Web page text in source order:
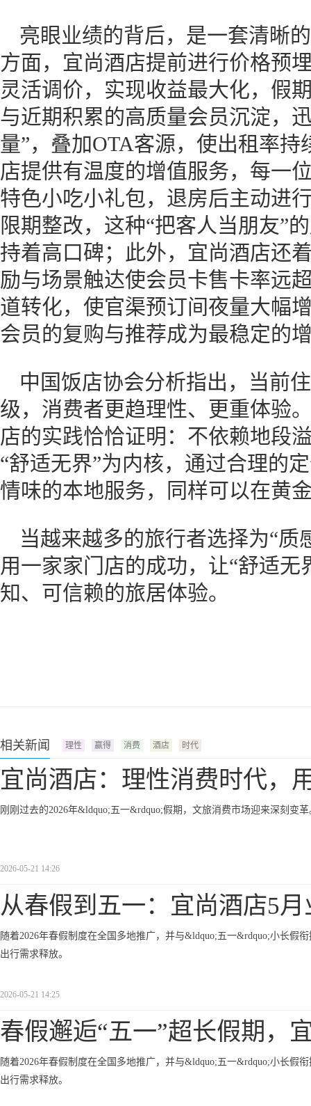
亮眼业绩的背后，是一套清晰
方面，宜尚酒店提前进行价格预
灵活调价，实现收益最大化，假
与近期积累的高质量会员沉淀，
量”，叠加OTA客源，使出租率
店提供有温度的增值服务，每一
特色小吃小礼包，退房后主动进
限期整改，这种“把客人当朋友”
持着高口碑；此外，宜尚酒店还
励与场景触达使会员卡售卡率远
道转化，使官渠预订间夜量大幅
会员的复购与推荐成为最稳定的
中国饭店协会分析指出，当前
级，消费者更趋理性、更重体验
店的实践恰恰证明：不依赖地段
“舒适无界”为内核，通过合理的
情味的本地服务，同样可以在黄
当越来越多的旅行者选择为“质
用一家家门店的成功，让“舒适
知、可信赖的旅居体验。
相关新闻 理性 赢得 消费 酒店 时代
宜尚酒店：理性消费时代，
刚刚过去的2026年&ldquo;五一&rdquo;假期，文旅消费市场迎来深刻变革
2026-05-21 14:26
从春假到五一：宜尚酒店5月
随着2026年春假制度在全国多地推广，并与&ldquo;五一&rdquo;小长假
出行需求释放。
2026-05-21 14:25
春假邂逅“五一”超长假期，
随着2026年春假制度在全国多地推广，并与&ldquo;五一&rdquo;小长假
出行需求释放。